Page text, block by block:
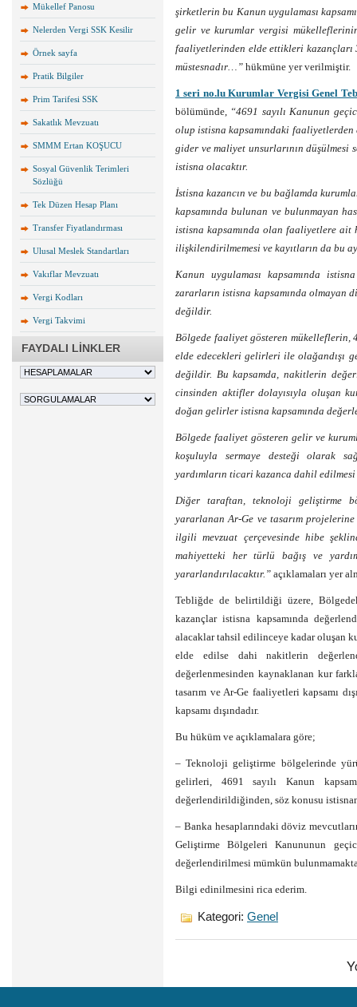
Mükellef Panosu
Nelerden Vergi SSK Kesilir
Örnek sayfa
Pratik Bilgiler
Prim Tarifesi SSK
Sakatlık Mevzuatı
SMMM Ertan KOŞUCU
Sosyal Güvenlik Terimleri
Sözlüğü
Tek Düzen Hesap Planı
Transfer Fiyatlandırması
Ulusal Meslek Standartları
Vakıflar Mevzuatı
Vergi Kodları
Vergi Takvimi
FAYDALI LİNKLER
şirketlerin bu Kanun uygulaması
gelir ve kurumlar vergisi
faaliyetlerinden elde ettikleri
müstesnadır…” hükmüne yer verilmiştir.
1 seri no.lu Kurumlar Vergisi Genel
bölümünde, “4691 sayılı Kanunun
olup istisna kapsamındaki
gider ve maliyet unsurlarının düşülmesi
istisna olacaktır.
İstisna kazancın ve bu bağlamda
kapsamında bulunan ve bulunmayan
istisna kapsamında olan faaliyetlere
ilişkilendirilmemesi ve kayıtların da bu
Kanun uygulaması kapsamında
zararların istisna kapsamında
değildir.
Bölgede faaliyet gösteren mükelleflerin,
elde edecekleri gelirleri ile olağandışı
değildir. Bu kapsamda, nakitlerin
cinsinden aktifler dolayısıyla oluşan
doğan gelirler istisna kapsamında
Bölgede faaliyet gösteren gelir ve
koşuluyla sermaye desteği olarak
yardımların ticari kazanca dahil edilmesi
Diğer taraftan, teknoloji geliştirme
yararlanan Ar-Ge ve tasarım
ilgili mevzuat çerçevesinde hibe
mahiyetteki her türlü bağış ve
yararlandırılacaktır.” açıklamaları yer
Tebliğde de belirtildiği üzere,
kazançlar istisna kapsamında
alacaklar tahsil edilinceye kadar oluşan
elde edilse dahi nakitlerin
değerlenmesinden kaynaklanan kur
tasarım ve Ar-Ge faaliyetleri kapsamı
kapsamı dışındadır.
Bu hüküm ve açıklamalara göre;
– Teknoloji geliştirme bölgelerinde
gelirleri, 4691 sayılı Kanun
değerlendirildiğinden, söz konusu
– Banka hesaplarındaki döviz
Geliştirme Bölgeleri Kanununun
değerlendirilmesi mümkün
Bilgi edinilmesini rica ederim.
Kategori: Genel